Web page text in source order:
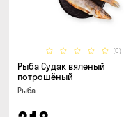
(0)
Рыба Судак вяленый
потрошёный
Рыба